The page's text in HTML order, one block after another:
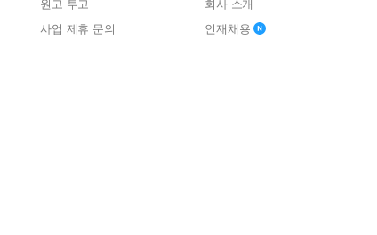
원고 투고
사업 제휴 문의
회사 소개
인재채용